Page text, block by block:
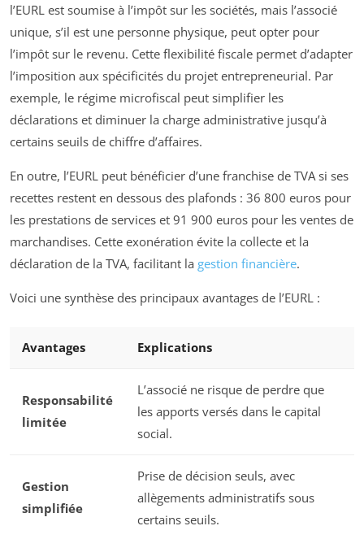
l’EURL est soumise à l’impôt sur les sociétés, mais l’associé
unique, s’il est une personne physique, peut opter pour
l’impôt sur le revenu. Cette flexibilité fiscale permet d’adapter
l’imposition aux spécificités du projet entrepreneurial. Par
exemple, le régime microfiscal peut simplifier les
déclarations et diminuer la charge administrative jusqu’à
certains seuils de chiffre d’affaires.
En outre, l’EURL peut bénéficier d’une franchise de TVA si ses
recettes restent en dessous des plafonds : 36 800 euros pour
les prestations de services et 91 900 euros pour les ventes de
marchandises. Cette exonération évite la collecte et la
déclaration de la TVA, facilitant la gestion financière.
Voici une synthèse des principaux avantages de l’EURL :
Avantages Explications
Responsabilité
limitée
L’associé ne risque de perdre que
les apports versés dans le capital
social.
Gestion
simplifiée
Prise de décision seuls, avec
allègements administratifs sous
certains seuils.